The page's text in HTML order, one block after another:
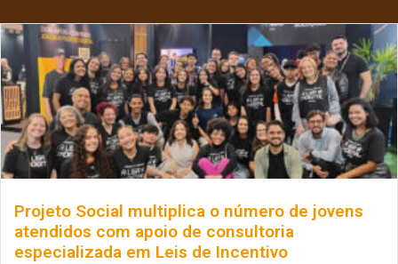
Projeto Social multiplica o número de jovens
atendidos com apoio de consultoria
especializada em Leis de Incentivo